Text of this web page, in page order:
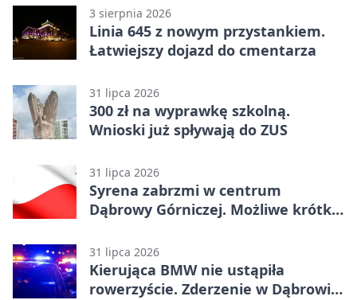
3 sierpnia 2026
Linia 645 z nowym przystankiem.
Łatwiejszy dojazd do cmentarza
31 lipca 2026
300 zł na wyprawkę szkolną.
Wnioski już spływają do ZUS
31 lipca 2026
Syrena zabrzmi w centrum
Dąbrowy Górniczej. Możliwe krótkie
31 lipca 2026
Kierująca BMW nie ustąpiła
rowerzyście. Zderzenie w Dąbrowie